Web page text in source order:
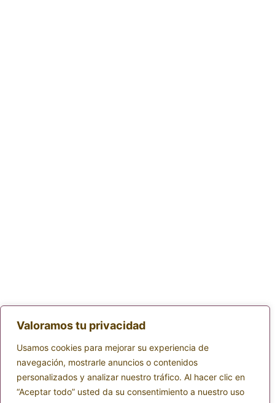
Valoramos tu privacidad
Usamos cookies para mejorar su experiencia de
navegación, mostrarle anuncios o contenidos
personalizados y analizar nuestro tráfico. Al hacer clic en
“Aceptar todo” usted da su consentimiento a nuestro uso